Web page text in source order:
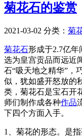
菊花石的鉴赏
2021-03-02 分类： 菊
菊花石形成于2.7亿
选为皇宫贡品而远近
石“吸天地之精华”，
似，犹如盛开怒放的
类，菊花石是宝石开
师们制作成各种作品
下四个方面入手。
1、菊花的形态。是